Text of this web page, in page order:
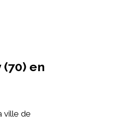
en
ville de